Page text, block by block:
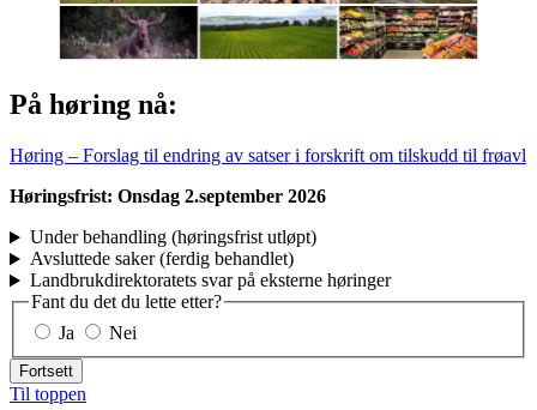
På høring nå:
Høring – Forslag til endring av satser i forskrift om tilskudd til frøavl
Høringsfrist: Onsdag 2.september 2026
Under behandling (høringsfrist utløpt)
Avsluttede saker (ferdig behandlet)
Landbrukdirektoratets svar på eksterne høringer
Fant du det du lette etter?
Ja
Nei
Fortsett
Til toppen